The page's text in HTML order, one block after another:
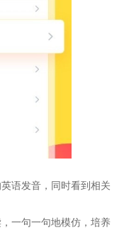
语发音，同时看到相关
一句一句地模仿，培养